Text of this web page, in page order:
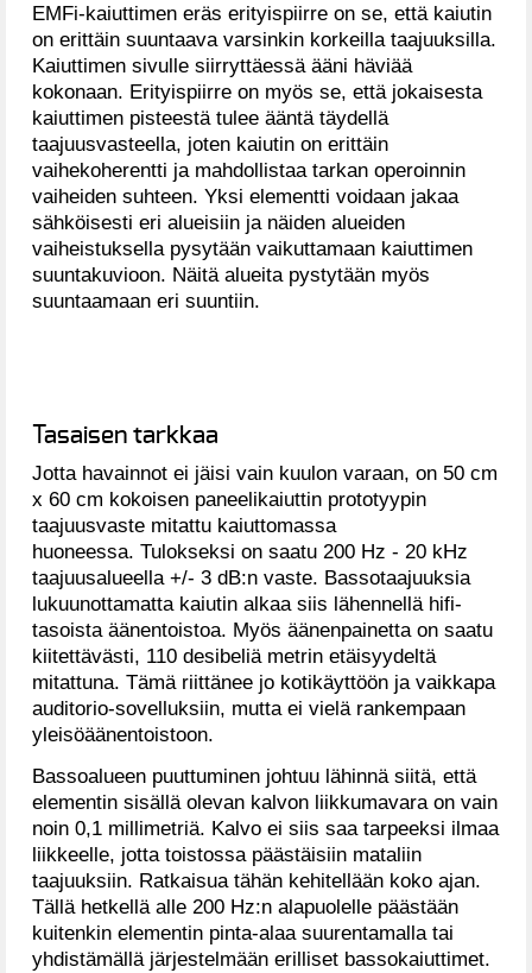
EMFi-kaiuttimen eräs erityispiirre on se, että kaiutin
on erittäin suuntaava varsinkin korkeilla taajuuksilla.
Kaiuttimen sivulle siirryttäessä ääni häviää
kokonaan. Erityispiirre on myös se, että jokaisesta
kaiuttimen pisteestä tulee ääntä täydellä
taajuusvasteella, joten kaiutin on erittäin
vaihekoherentti ja mahdollistaa tarkan operoinnin
vaiheiden suhteen. Yksi elementti voidaan jakaa
sähköisesti eri alueisiin ja näiden alueiden
vaiheistuksella pysytään vaikuttamaan kaiuttimen
suuntakuvioon. Näitä alueita pystytään myös
suuntaamaan eri suuntiin.
Tasaisen tarkkaa
Jotta havainnot ei jäisi vain kuulon varaan, on 50 cm
x 60 cm kokoisen paneelikaiuttin prototyypin
taajuusvaste mitattu kaiuttomassa
huoneessa. Tulokseksi on saatu 200 Hz - 20 kHz
taajuusalueella +/- 3 dB:n vaste. Bassotaajuuksia
lukuunottamatta kaiutin alkaa siis lähennellä hifi-
tasoista äänentoistoa. Myös äänenpainetta on saatu
kiitettävästi, 110 desibeliä metrin etäisyydeltä
mitattuna. Tämä riittänee jo kotikäyttöön ja vaikkapa
auditorio-sovelluksiin, mutta ei vielä rankempaan
yleisöäänentoistoon.
Bassoalueen puuttuminen johtuu lähinnä siitä, että
elementin sisällä olevan kalvon liikkumavara on vain
noin 0,1 millimetriä. Kalvo ei siis saa tarpeeksi ilmaa
liikkeelle, jotta toistossa päästäisiin mataliin
taajuuksiin. Ratkaisua tähän kehitellään koko ajan.
Tällä hetkellä alle 200 Hz:n alapuolelle päästään
kuitenkin elementin pinta-alaa suurentamalla tai
yhdistämällä järjestelmään erilliset bassokaiuttimet.